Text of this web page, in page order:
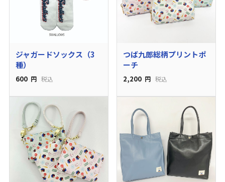
ジャガードソックス（3
種）
600 円 税込
つば九郎総柄プリントポ
ーチ
2,200 円 税込